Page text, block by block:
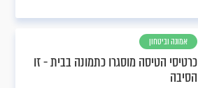
אמונה וביטחון
כרטיסי הטיסה מוסגרו כתמונה בבית - זו
הסיבה